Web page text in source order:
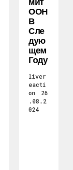
ООН
В
Сле
Дую
Щем
Году
liver
eacti
on
26
.08.2
024